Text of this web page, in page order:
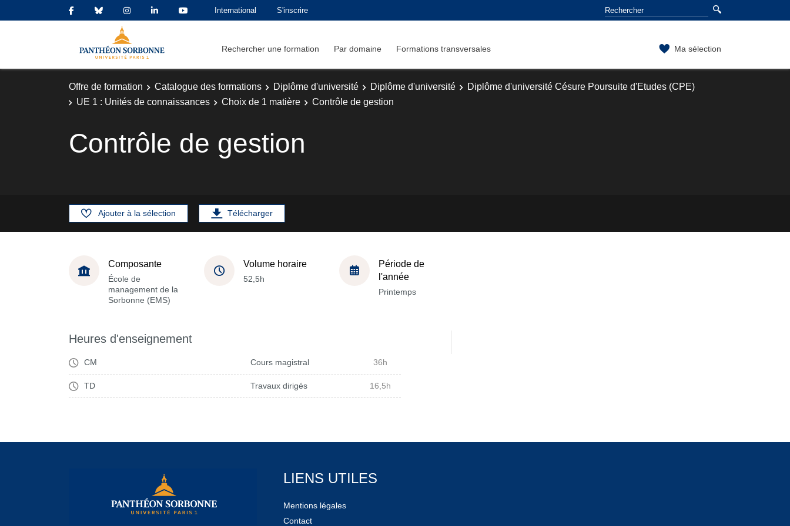
International S'inscrire
Rechercher une formation Par domaine Formations transversales Ma sélection
Offre de formation Catalogue des formations Diplôme d'université Diplôme d'université
Diplôme d'université Césure Poursuite d'Etudes (CPE)
UE 1 : Unités de connaissances
Choix de 1 matière Contrôle de gestion
Contrôle de gestion
Ajouter à la sélection Télécharger
Composante
École de
management de la
Sorbonne (EMS)
Volume horaire
52,5h
Période de
l'année
Printemps
Heures d'enseignement
CM Cours magistral 36h
TD Travaux dirigés 16,5h
LIENS UTILES
Mentions légales
Contact